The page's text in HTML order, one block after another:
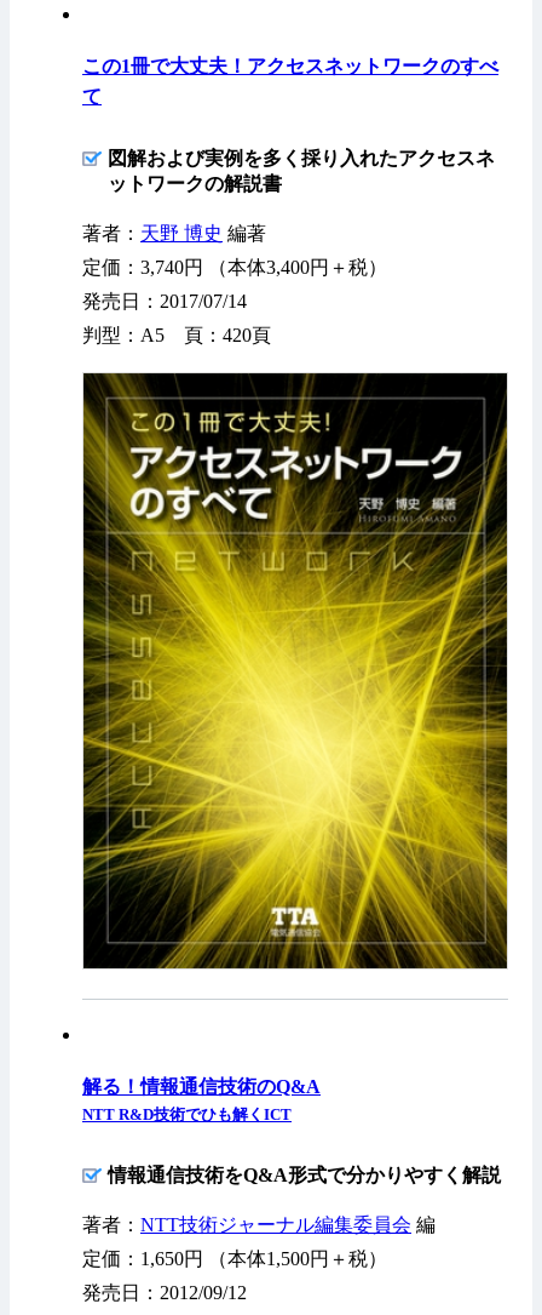
この1冊で大丈夫！アクセスネットワークのすべ
て
図解および実例を多く採り入れたアクセスネ
ットワークの解説書
著者： 天野 博史 編著
定価：3,740円 （本体3,400円＋税）
発売日：2017/07/14
判型：A5 頁：420頁
解る！情報通信技術のQ&A
NTT R&D技術でひも解くICT
情報通信技術をQ&A形式で分かりやすく解説
著者： NTT技術ジャーナル編集委員会 編
定価：1,650円 （本体1,500円＋税）
発売日：2012/09/12